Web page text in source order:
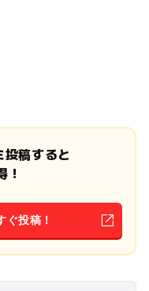
稿すると
ぐ投稿！